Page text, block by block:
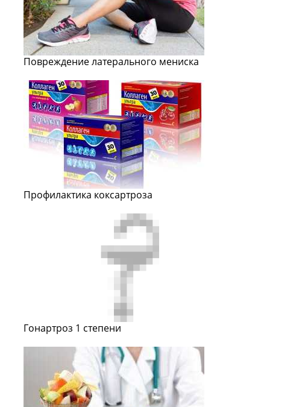
Повреждение латерального мениска
Профилактика коксартроза
Гонартроз 1 степени